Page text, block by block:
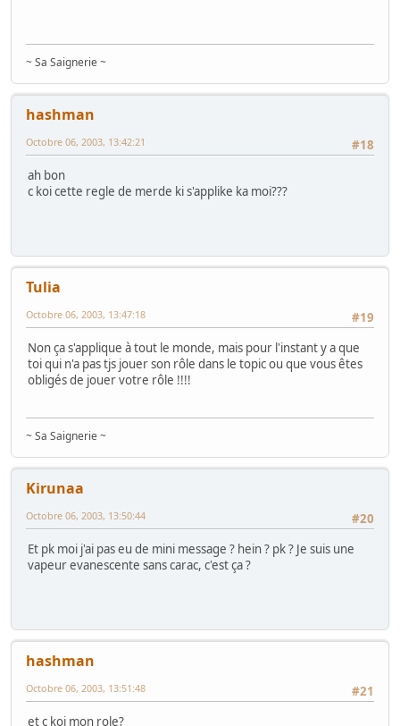
~ Sa Saignerie ~
hashman
#18
Octobre 06, 2003, 13:42:21
ah bon
c koi cette regle de merde ki s'applike ka moi???
Tulia
#19
Octobre 06, 2003, 13:47:18
Non ça s'applique à tout le monde, mais pour l'instant y a que
toi qui n'a pas tjs jouer son rôle dans le topic ou que vous êtes
obligés de jouer votre rôle !!!!
~ Sa Saignerie ~
Kirunaa
#20
Octobre 06, 2003, 13:50:44
Et pk moi j'ai pas eu de mini message ? hein ? pk ? Je suis une
vapeur evanescente sans carac, c'est ça ?
hashman
#21
Octobre 06, 2003, 13:51:48
et c koi mon role?